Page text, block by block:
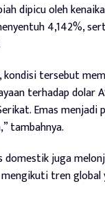
dipicu oleh
4,142%,
kondisi tersebut
terhadap dolar
Emas
tambahnya.
domestik juga
tren